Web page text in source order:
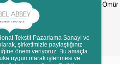
Asobu Termos
Tekstil Pazarlama Sanayi ve
şirketimizle paylaştığınız
önem veriyoruz. Bu amaçla
uygun olarak işlenmesi ve